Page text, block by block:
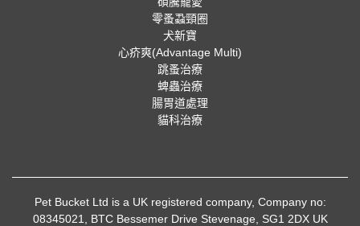
零蚤蝨頸圈
犬新寶
心疥爽(Advantage Multi)
跳蚤治療
蜱蟲治療
腸胃道處理
貓科治療
Pet Bucket Ltd is a UK registered company, Company no:
08345021, BTC Bessemer Drive Stevenage, SG1 2DX UK